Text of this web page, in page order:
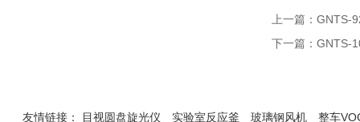
上一篇： GNTS-
下一篇： GNTS-
友情链接： 目视圆盘旋光仪 实验室反应釜 玻璃钢风机 整车